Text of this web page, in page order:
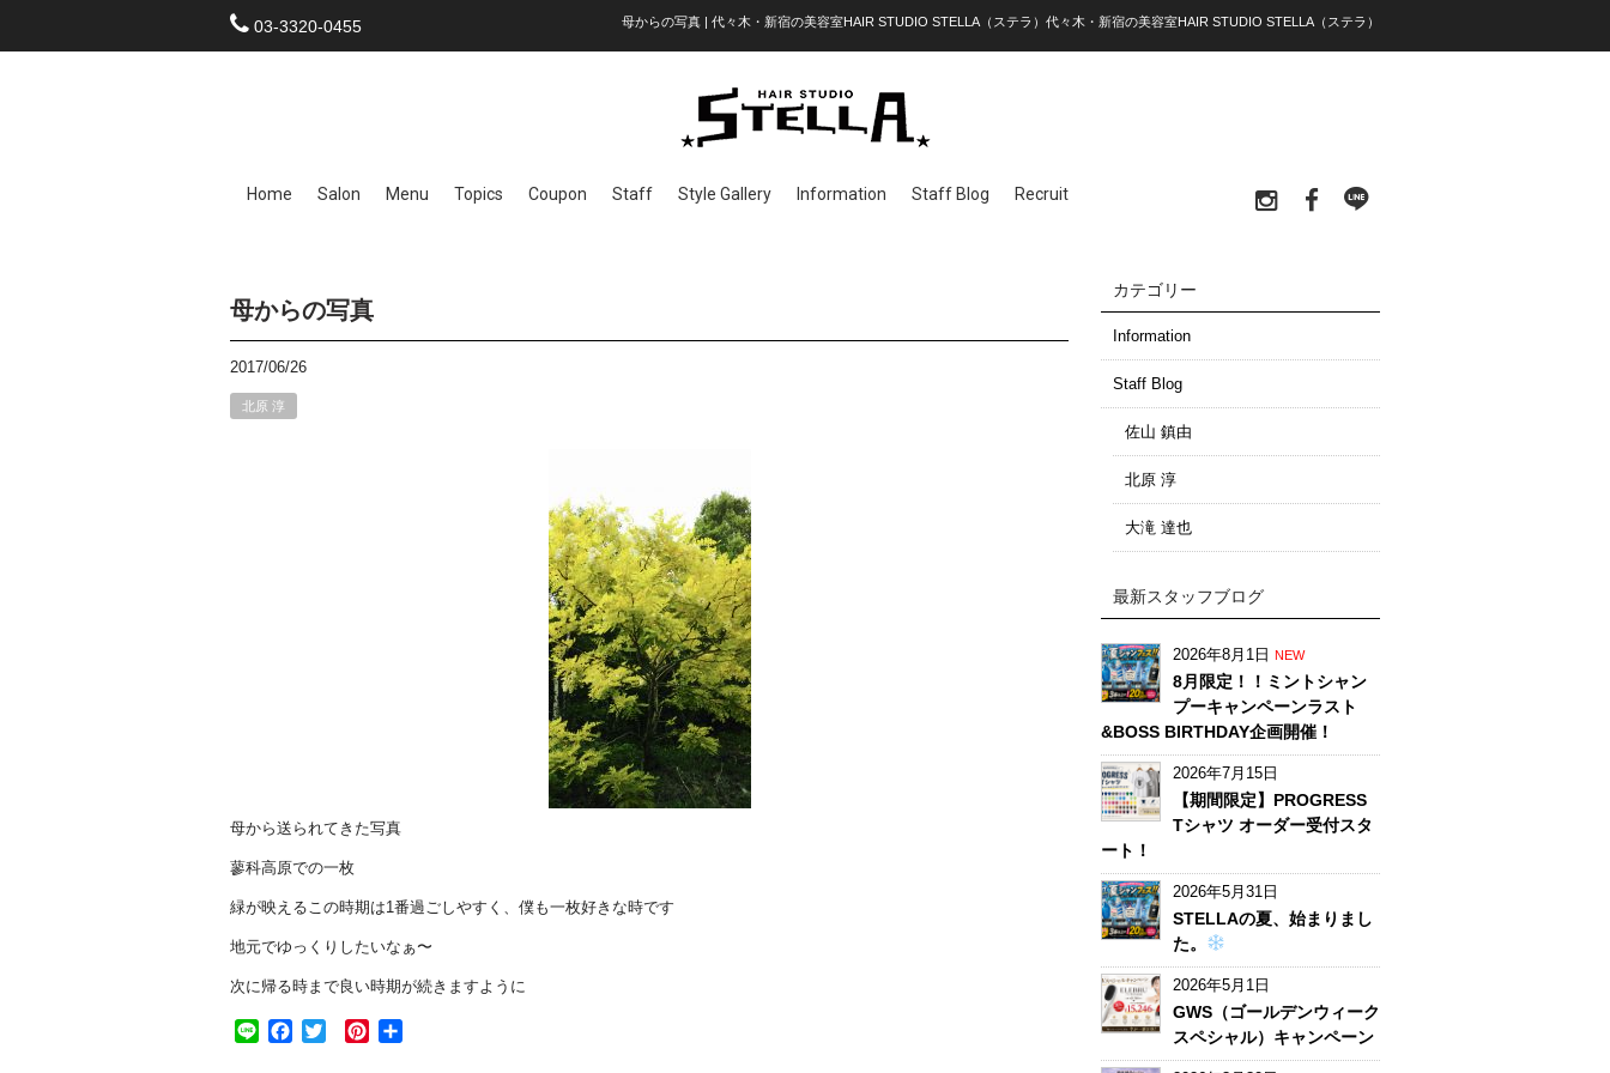
03-3320-0455 母からの写真 | 代々木・新宿の美容室HAIR STUDIO STELLA（ステラ）代々木・新宿の美容室HAIR STUDIO STELLA（ステラ）
Home Salon Menu Topics Coupon Staff Style Gallery Information Staff Blog Recruit
母からの写真
2017/06/26
北原 淳
母から送られてきた写真
蓼科高原での一枚
緑が映えるこの時期は1番過ごしやすく、僕も一枚好きな時です
地元でゆっくりしたいなぁ〜
次に帰る時まで良い時期が続きますように
Line Facebook
Twitter Pinterest
カテゴリー
Information
Staff Blog
佐山 鎮由
北原 淳
大滝 達也
最新スタッフブログ
2026年8月1日 NEW
8月限定！！ミントシャン
プーキャンペーンラスト
&BOSS BIRTHDAY企画開催！
2026年7月15日
【期間限定】PROGRESS
Tシャツ オーダー受付スタ
ート！
2026年5月31日
STELLAの夏、始まりまし
た。
2026年5月1日
GWS（ゴールデンウィーク
スペシャル）キャンペーン